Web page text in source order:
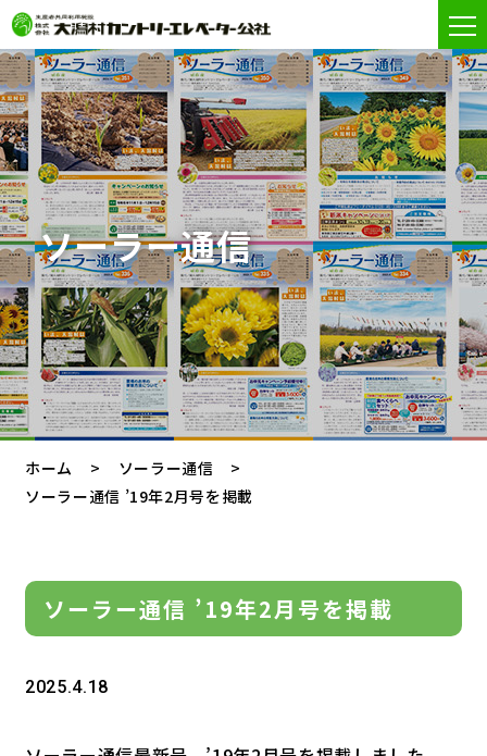
ソーラー通信
ホーム
ソーラー通信
ソーラー通信 ’19年2月号を掲載
ソーラー通信 ’19年2月号を掲載
2025.4.18